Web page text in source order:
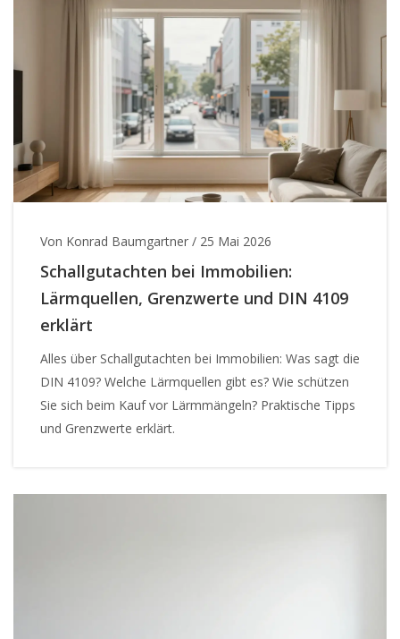
Von Konrad Baumgartner / 25 Mai 2026
Schallgutachten bei Immobilien:
Lärmquellen, Grenzwerte und DIN 4109
erklärt
Alles über Schallgutachten bei Immobilien: Was sagt die
DIN 4109? Welche Lärmquellen gibt es? Wie schützen
Sie sich beim Kauf vor Lärmmängeln? Praktische Tipps
und Grenzwerte erklärt.